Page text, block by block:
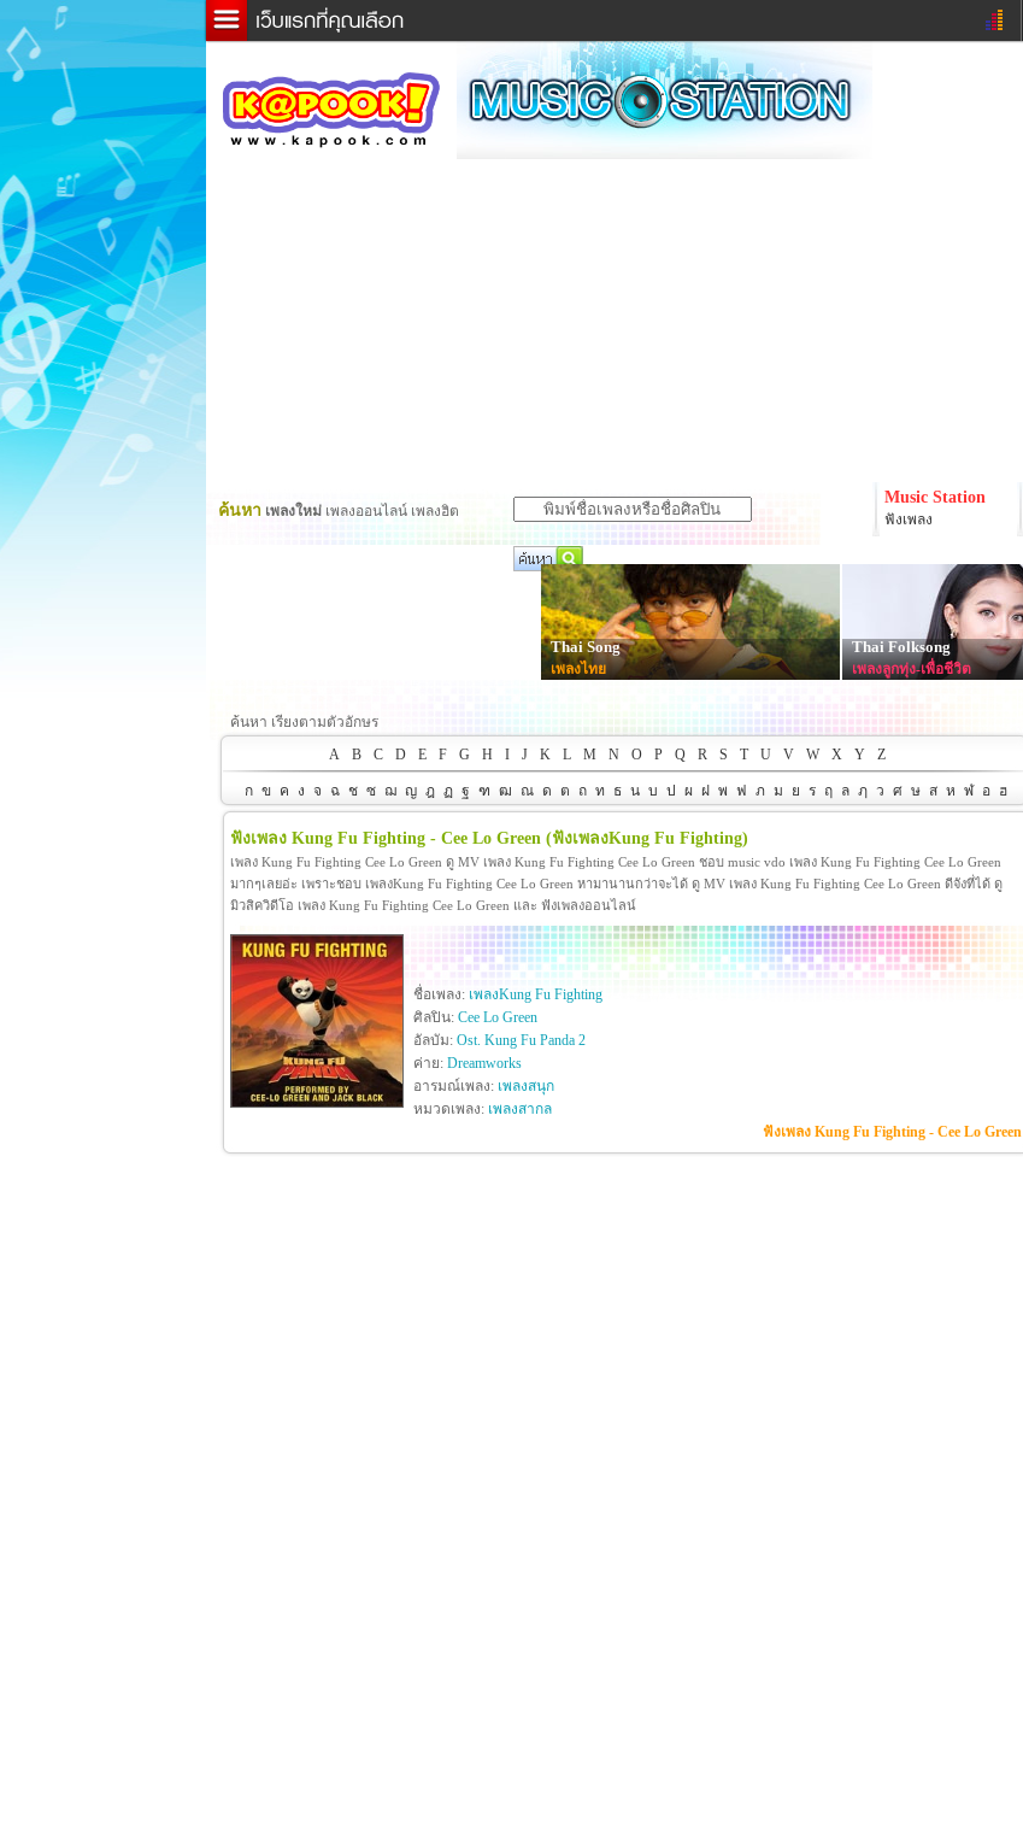
ข่าวด่วน ข่าวสั้น
ละคร
หนังใหม่
หมากรุกไทย
ค้นหา เพลงใหม่ เพลงออนไลน์ เพลงฮิต
Music Station
ฟังเพลง
Thai Song
เพลงไทย
Thai Folksong
เพลงลูกทุ่ง-เพื่อชีวิต
ค้นหา เรียงตามตัวอักษร
A
B C D E F G H I J K L M N O P Q R S T U V W X Y Z
ก ข ค ง จ ฉ ช ซ ฌ ญ ฎ ฏ ฐ ฑ ฒ ณ ด ต ถ ท ธ น บ ป ผ ฝ พ ฟ ภ ม ย ร ฤ ล ฦ ว ศ ษ ส ห ฬ อ ฮ
ฟังเพลง Kung Fu Fighting - Cee Lo Green (ฟังเพลงKung Fu Fighting)
เพลง Kung Fu Fighting Cee Lo Green ดู MV เพลง Kung Fu Fighting Cee Lo Green ชอบ music vdo เพลง Kung Fu Fighting Cee Lo Green
มากๆเลยอ่ะ เพราะชอบ เพลงKung Fu Fighting Cee Lo Green หามานานกว่าจะได้ ดู MV เพลง Kung Fu Fighting Cee Lo Green ดีจังที่ได้ ดู
มิวสิควิดีโอ เพลง Kung Fu Fighting Cee Lo Green และ ฟังเพลงออนไลน์
ชื่อเพลง: เพลงKung Fu Fighting
ศิลปิน: Cee Lo Green
อัลบัม: Ost. Kung Fu Panda 2
ค่าย: Dreamworks
อารมณ์เพลง: เพลงสนุก
หมวดเพลง: เพลงสากล
ฟังเพลง Kung Fu Fighting - Cee Lo Green